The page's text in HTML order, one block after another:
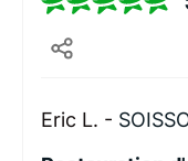
Eric L. -